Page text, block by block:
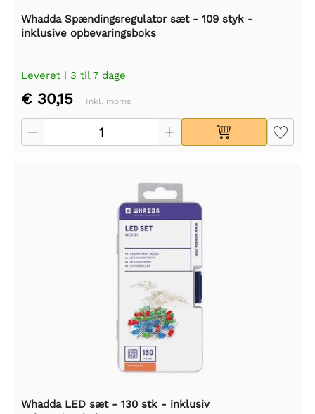
Whadda Spændingsregulator sæt - 109 styk -
inklusive opbevaringsboks
Leveret i 3 til 7 dage
€ 30,15 Inkl. moms
Whadda LED sæt - 130 stk - inklusiv